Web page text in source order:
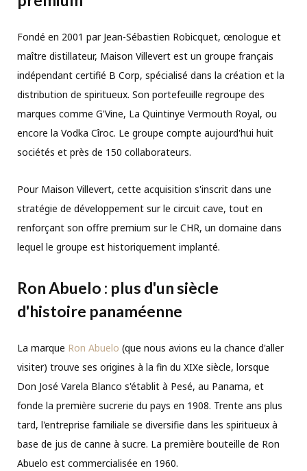
Fondé en 2001 par Jean-Sébastien Robicquet, œnologue et
maître distillateur, Maison Villevert est un groupe français
indépendant certifié B Corp, spécialisé dans la création et la
distribution de spiritueux. Son portefeuille regroupe des
marques comme G'Vine, La Quintinye Vermouth Royal, ou
encore la Vodka Cîroc. Le groupe compte aujourd'hui huit
sociétés et près de 150 collaborateurs.
Pour Maison Villevert, cette acquisition s'inscrit dans une
stratégie de développement sur le circuit cave, tout en
renforçant son offre premium sur le CHR, un domaine dans
lequel le groupe est historiquement implanté.
Ron Abuelo : plus d'un siècle
d'histoire panaméenne
La marque Ron Abuelo (que nous avions eu la chance d'aller
visiter) trouve ses origines à la fin du XIXe siècle, lorsque
Don José Varela Blanco s'établit à Pesé, au Panama, et
fonde la première sucrerie du pays en 1908. Trente ans plus
tard, l'entreprise familiale se diversifie dans les spiritueux à
base de jus de canne à sucre. La première bouteille de Ron
Abuelo est commercialisée en 1960.